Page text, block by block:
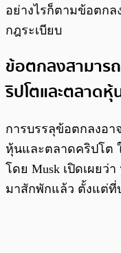
อย่างไรก็ตามข้อตก
กฎระเบียบ
ข้อตกลงสามาร
ริปโตและตลาดหุ้
การบรรลุข้อตกลงอ
หุ้นและตลาดคริปโต
โดย Musk เปิดเผยว่
มาสักพักแล้ว ตั้งแต่ที่